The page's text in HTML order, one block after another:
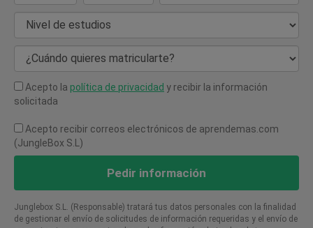
Nivel de estudios
¿Cuándo quieres matricularte?
Acepto la política de privacidad y recibir la información
solicitada
Acepto recibir correos electrónicos de aprendemas.com
(JungleBox S.L)
Pedir información
Junglebox S.L. (Responsable) tratará tus datos personales con la finalidad
de gestionar el envío de solicitudes de información requeridas y el envío de